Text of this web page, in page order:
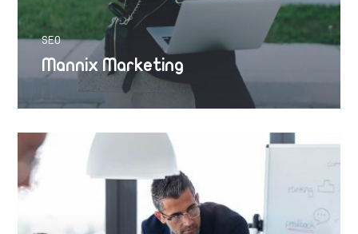
Mannix Marketing
SEO